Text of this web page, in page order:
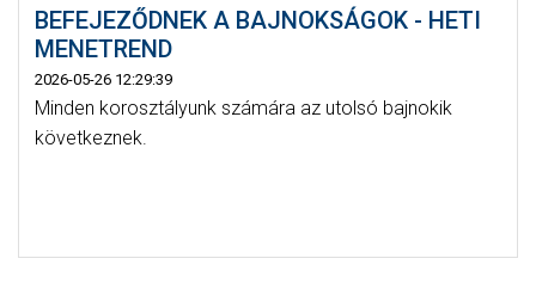
BEFEJEZŐDNEK A BAJNOKSÁGOK - HETI
MENETREND
2026-05-26 12:29:39
Minden korosztályunk számára az utolsó bajnokik
következnek.